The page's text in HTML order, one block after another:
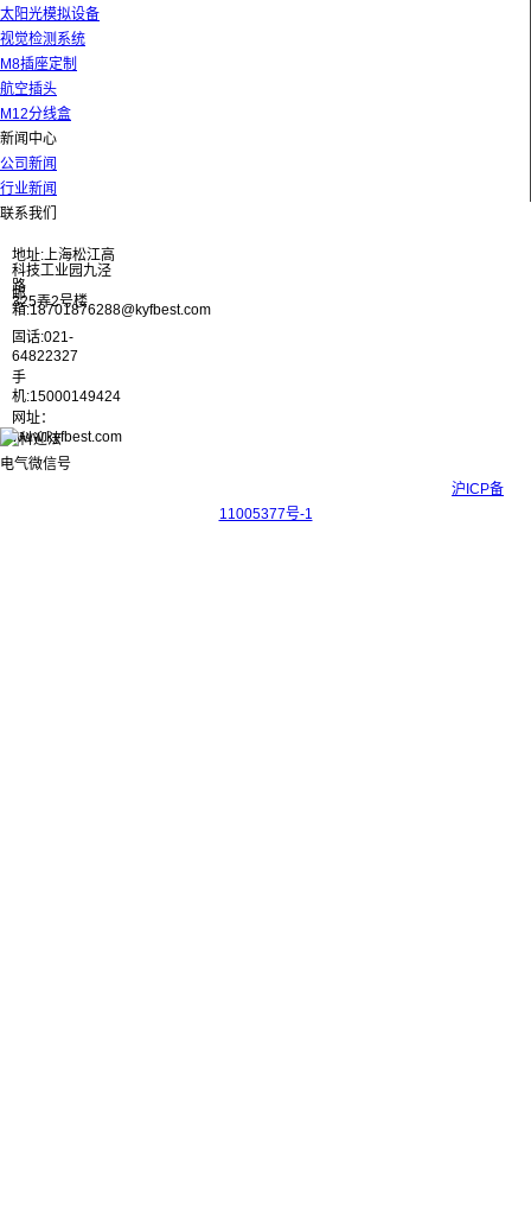
太阳光模拟设备
视觉检测系统
M8插座定制
航空插头
M12分线盒
新闻中心
公司新闻
行业新闻
联系我们
地址:上海松江高
科技工业园九泾
路
325弄2号楼
邮
箱:18701876288@kyfbest.com
固话:021-
64822327
手
机:15000149424
网址：
www.kyfbest.com
沪ICP备
11005377号-1